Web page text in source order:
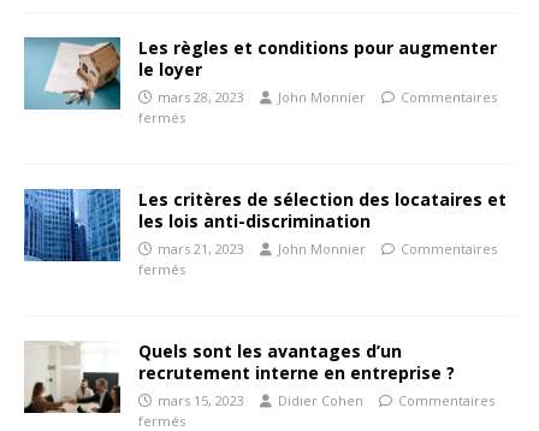
Les règles et conditions pour augmenter
le loyer
mars 28, 2023 John Monnier
Commentaires
fermés
Les critères de sélection des locataires et
les lois anti-discrimination
mars 21, 2023 John Monnier
Commentaires
fermés
Quels sont les avantages d’un
recrutement interne en entreprise ?
mars 15, 2023 Didier Cohen
Commentaires
fermés